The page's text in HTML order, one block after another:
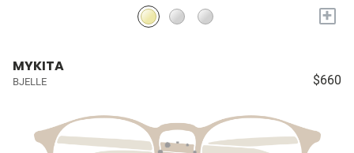
+
MYKITA
BJELLE $660